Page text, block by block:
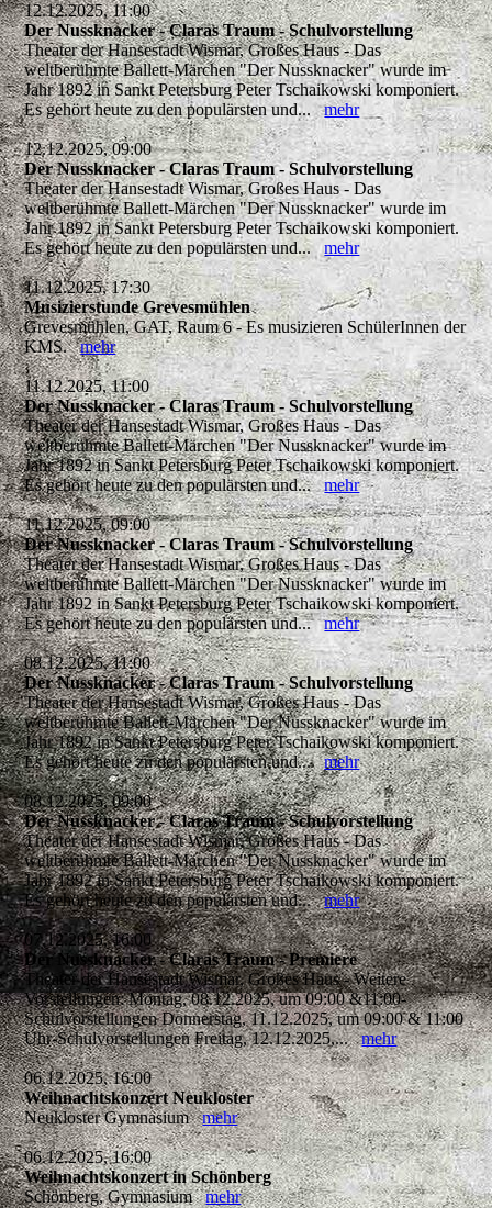
12.12.2025, 11:00
Der Nussknacker - Claras Traum - Schulvorstellung
Theater der Hansestadt Wismar, Großes Haus - Das
weltberühmte Ballett-Märchen "Der Nussknacker" wurde im
Jahr 1892 in Sankt Petersburg Peter Tschaikowski komponiert.
Es gehört heute zu den populärsten und...mehr
12.12.2025, 09:00
Der Nussknacker - Claras Traum - Schulvorstellung
Theater der Hansestadt Wismar, Großes Haus - Das
weltberühmte Ballett-Märchen "Der Nussknacker" wurde im
Jahr 1892 in Sankt Petersburg Peter Tschaikowski komponiert.
Es gehört heute zu den populärsten und...mehr
11.12.2025, 17:30
Musizierstunde Grevesmühlen
Grevesmühlen, GAT, Raum 6 - Es musizieren SchülerInnen der
KMS.mehr
11.12.2025, 11:00
Der Nussknacker - Claras Traum - Schulvorstellung
Theater der Hansestadt Wismar, Großes Haus - Das
weltberühmte Ballett-Märchen "Der Nussknacker" wurde im
Jahr 1892 in Sankt Petersburg Peter Tschaikowski komponiert.
Es gehört heute zu den populärsten und...mehr
11.12.2025, 09:00
Der Nussknacker - Claras Traum - Schulvorstellung
Theater der Hansestadt Wismar, Großes Haus - Das
weltberühmte Ballett-Märchen "Der Nussknacker" wurde im
Jahr 1892 in Sankt Petersburg Peter Tschaikowski komponiert.
Es gehört heute zu den populärsten und...mehr
08.12.2025, 11:00
Der Nussknacker - Claras Traum - Schulvorstellung
Theater der Hansestadt Wismar, Großes Haus - Das
weltberühmte Ballett-Märchen "Der Nussknacker" wurde im
Jahr 1892 in Sankt Petersburg Peter Tschaikowski komponiert.
Es gehört heute zu den populärsten und...mehr
08.12.2025, 09:00
Der Nussknacker - Claras Traum - Schulvorstellung
Theater der Hansestadt Wismar, Großes Haus - Das
weltberühmte Ballett-Märchen "Der Nussknacker" wurde im
Jahr 1892 in Sankt Petersburg Peter Tschaikowski komponiert.
Es gehört heute zu den populärsten und...mehr
07.12.2025, 16:00
Der Nussknacker - Claras Traum - Premiere
Theater der Hansestadt Wismar, Großes Haus - Weitere
Vorstellungen: Montag, 08.12.2025, um 09:00 &11:00-
Schulvorstellungen Donnerstag, 11.12.2025, um 09:00 & 11:00
Uhr-Schulvorstellungen Freitag, 12.12.2025,...mehr
06.12.2025, 16:00
Weihnachtskonzert Neukloster
Neukloster Gymnasiummehr
06.12.2025, 16:00
Weihnachtskonzert in Schönberg
Schönberg, Gymnasiummehr